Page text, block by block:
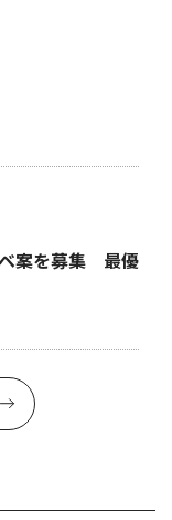
案を募集 最優